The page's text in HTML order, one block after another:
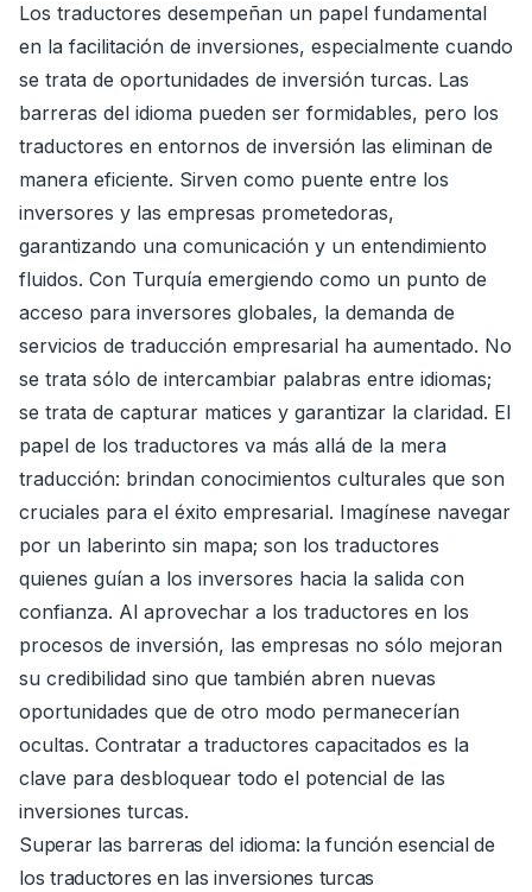
Los traductores desempeñan un papel fundamental
en la facilitación de inversiones, especialmente cuando
se trata de oportunidades de inversión turcas. Las
barreras del idioma pueden ser formidables, pero los
traductores en entornos de inversión las eliminan de
manera eficiente. Sirven como puente entre los
inversores y las empresas prometedoras,
garantizando una comunicación y un entendimiento
fluidos. Con Turquía emergiendo como un punto de
acceso para inversores globales, la demanda de
servicios de traducción empresarial ha aumentado. No
se trata sólo de intercambiar palabras entre idiomas;
se trata de capturar matices y garantizar la claridad. El
papel de los traductores va más allá de la mera
traducción: brindan conocimientos culturales que son
cruciales para el éxito empresarial. Imagínese navegar
por un laberinto sin mapa; son los traductores
quienes guían a los inversores hacia la salida con
confianza. Al aprovechar a los traductores en los
procesos de inversión, las empresas no sólo mejoran
su credibilidad sino que también abren nuevas
oportunidades que de otro modo permanecerían
ocultas. Contratar a traductores capacitados es la
clave para desbloquear todo el potencial de las
inversiones turcas.
Superar las barreras del idioma: la función esencial de
los traductores en las inversiones turcas